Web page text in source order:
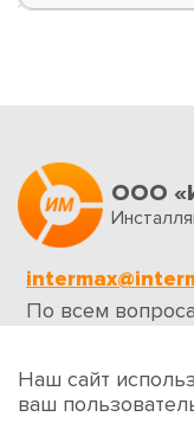
ООО
По всем
Обратная
Наш сайт
ваш